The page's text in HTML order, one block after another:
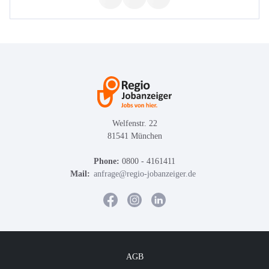
Welfenstr. 22
81541 München
Phone: 0800 - 4161411
Mail: anfrage@regio-jobanzeiger.de
AGB